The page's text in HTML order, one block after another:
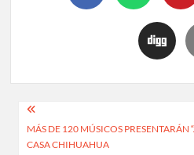
MÁS DE 120 MÚSICOS
CASA CHIHUAHUA